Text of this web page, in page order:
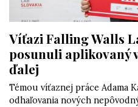
Víťazi Falling Walls
posunuli aplikovaný
ďalej
Témou víťaznej práce Adama
odhaľovania nových